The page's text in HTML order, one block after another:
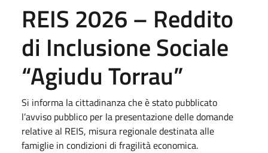
REIS 2026 – Reddito
di Inclusione Sociale
“Agiudu Torrau”
Si informa la cittadinanza che è stato pubblicato
l’avviso pubblico per la presentazione delle domande
relative al REIS, misura regionale destinata alle
famiglie in condizioni di fragilità economica.